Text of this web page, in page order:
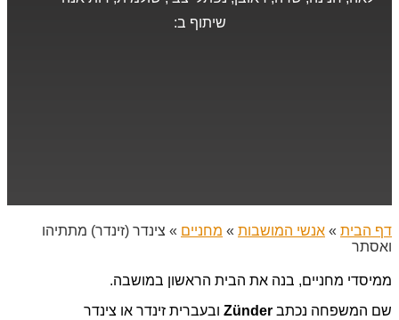
שיתוף ב:
דף הבית » אנשי המושבות » מחניים » צינדר (זינדר) מתתיהו
ואסתר
ממיסדי מחניים, בנה את הבית הראשון במושבה.
שם המשפחה נכתב Zünder ובעברית זינדר או צינדר